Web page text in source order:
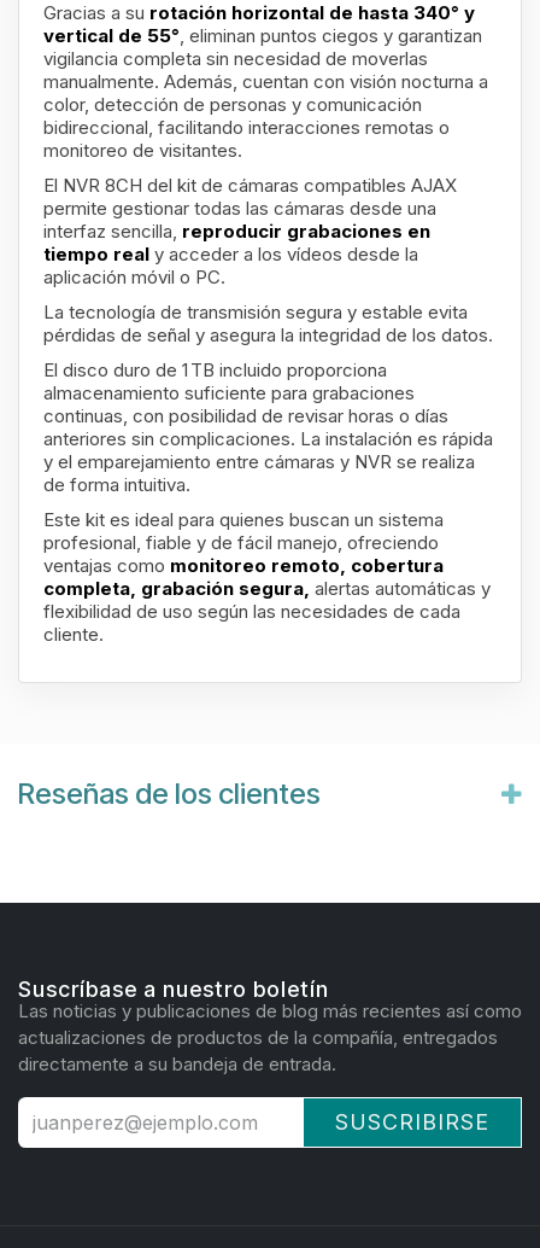
Gracias a su rotación horizontal de hasta 340° y
vertical de 55°, eliminan puntos ciegos y garantizan
vigilancia completa sin necesidad de moverlas
manualmente. Además, cuentan con visión nocturna a
color, detección de personas y comunicación
bidireccional, facilitando interacciones remotas o
monitoreo de visitantes.
El NVR 8CH del kit de cámaras compatibles AJAX
permite gestionar todas las cámaras desde una
interfaz sencilla, reproducir grabaciones en
tiempo real y acceder a los vídeos desde la
aplicación móvil o PC.
La tecnología de transmisión segura y estable evita
pérdidas de señal y asegura la integridad de los datos.
El disco duro de 1 TB incluido proporciona
almacenamiento suficiente para grabaciones
continuas, con posibilidad de revisar horas o días
anteriores sin complicaciones. La instalación es rápida
y el emparejamiento entre cámaras y NVR se realiza
de forma intuitiva.
Este kit es ideal para quienes buscan un sistema
profesional, fiable y de fácil manejo, ofreciendo
ventajas como monitoreo remoto, cobertura
completa, grabación segura, alertas automáticas y
flexibilidad de uso según las necesidades de cada
cliente.
Reseñas de los clientes
Suscríbase a nuestro boletín
Las noticias y publicaciones de blog más recientes así como
actualizaciones de productos de la compañía, entregados
directamente a su bandeja de entrada.
SUSCRIBIRSE